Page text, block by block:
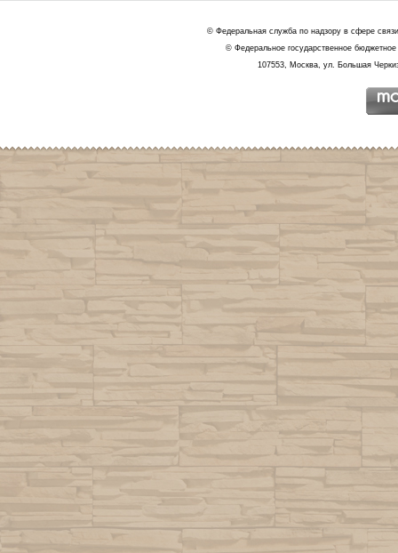
© Федеральная служба по надзору в сфере
© Федеральное государственное
107553, Москва, ул. Большая